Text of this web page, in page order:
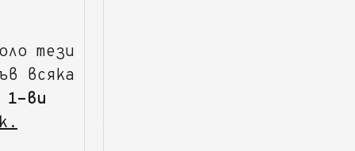
тези
всяка
ви